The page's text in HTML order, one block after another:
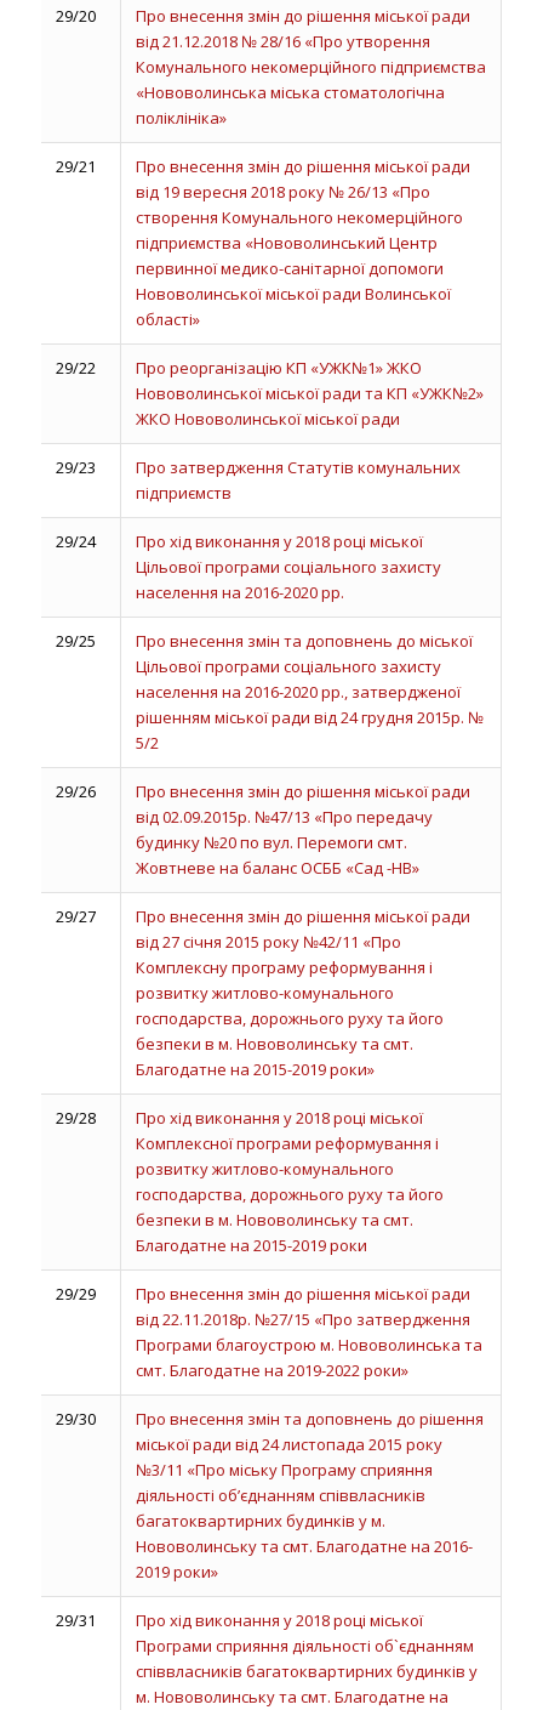
29/20
Про внесення змін до рішення міської ради
від 21.12.2018 № 28/16 «Про утворення
Комунального некомерційного підприємства
«Нововолинська міська стоматологічна
поліклініка»
29/21
Про внесення змін до рішення міської ради
від 19 вересня 2018 року № 26/13 «Про
створення Комунального некомерційного
підприємства «Нововолинський Центр
первинної медико-санітарної допомоги
Нововолинської міської ради Волинської
області»
29/22
Про реорганізацію КП «УЖК№1» ЖКО
Нововолинської міської ради та КП «УЖК№2»
ЖКО Нововолинської міської ради
29/23
Про затвердження Статутів комунальних
підприємств
29/24
Про хід виконання у 2018 році міської
Цільової програми соціального захисту
населення на 2016-2020 рр.
29/25
Про внесення змін та доповнень до міської
Цільової програми соціального захисту
населення на 2016-2020 рр., затвердженої
рішенням міської ради від 24 грудня 2015р. №
5/2
29/26
Про внесення змін до рішення міської ради
від 02.09.2015р. №47/13 «Про передачу
будинку №20 по вул. Перемоги смт.
Жовтневе на баланс ОСББ «Сад -НВ»
29/27
Про внесення змін до рішення міської ради
від 27 січня 2015 року №42/11 «Про
Комплексну програму реформування і
розвитку житлово-комунального
господарства, дорожнього руху та його
безпеки в м. Нововолинську та смт.
Благодатне на 2015-2019 роки»
29/28
Про хід виконання у 2018 році міської
Комплексної програми реформування і
розвитку житлово-комунального
господарства, дорожнього руху та його
безпеки в м. Нововолинську та смт.
Благодатне на 2015-2019 роки
29/29
Про внесення змін до рішення міської ради
від 22.11.2018р. №27/15 «Про затвердження
Програми благоустрою м. Нововолинська та
смт. Благодатне на 2019-2022 роки»
29/30
Про внесення змін та доповнень до рішення
міської ради від 24 листопада 2015 року
№3/11 «Про міську Програму сприяння
діяльності об’єднанням співвласників
багатоквартирних будинків у м.
Нововолинську та смт. Благодатне на 2016-
2019 роки»
29/31
Про хід виконання у 2018 році міської
Програми сприяння діяльності об`єднанням
співвласників багатоквартирних будинків у
м. Нововолинську та смт. Благодатне на